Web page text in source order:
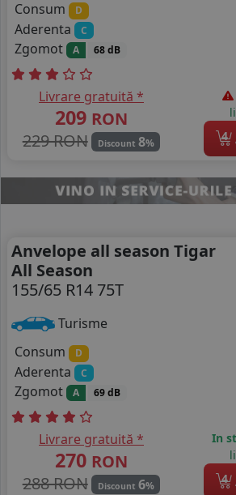
Consum D
Aderenta C
Zgomot A 68 dB
Livrare gratuită *
209 RON
229 RON
Discount 8%
4
Anvelope all season Tigar
All Season
155/65 R14 75T
Turisme
Consum
D
Aderenta C
Zgomot A 69 dB
Livrare gratuită *
270 RON
288 RON
Discount 6%
In
4